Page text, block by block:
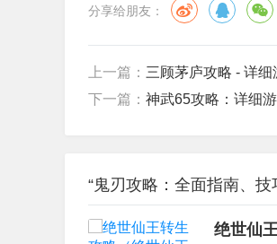
分享给朋友：
上一篇： 三顾茅庐攻略 - 详
下一篇： 神武65攻略：详细
“鬼刃攻略：全面指南、
绝世仙